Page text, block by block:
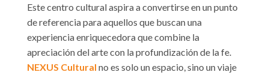
Este centro cultural aspira a convertirse en un punto
de referencia para aquellos que buscan una
experiencia enriquecedora que combine la
apreciación del arte con la profundización de la fe.
NEXUS Cultural no es solo un espacio, sino un viaje